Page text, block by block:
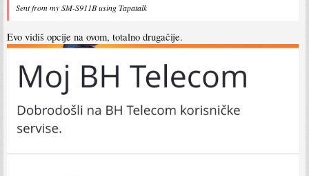
Sent from my SM-S911B using Tapatalk
Evo vidiš opcije na ovom, totalno drugačije.